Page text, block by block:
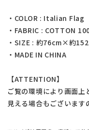
・COLOR : Italian Flag
・FABRIC : COTTON
・SIZE : 約76cm×約
・MADE IN CHINA
【ATTENTION】
ご覧の環境により画面上
見える場合もございます